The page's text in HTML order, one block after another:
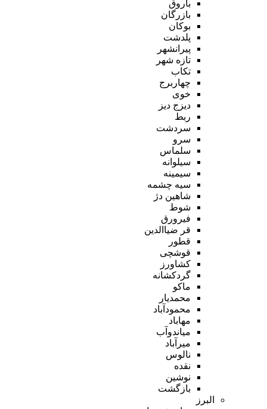
باروق
بازرگان
بوکان
پلدشت
پیرانشهر
تازه شهر
تکاب
چهاربرج
خوی
دیزج دیز
ربط
سردشت
سرو
سلماس
سیلوانه
سیمینه
سیه چشمه
شاهین دژ
شوط
فیرورق
قر ضیاالدین
قطور
قوشچی
کشاورز
گردکشانه
ماکو
محمدیار
محمودآباد
مهاباد
میاندوآب
میرآباد
نالوس
نقده
نوشین
بازگشت
البرز